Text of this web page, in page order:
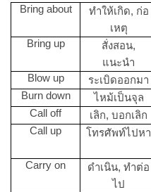
Bring about
ทำให้เกิด, ก่อ
เหตุ
Bring up
สั่งสอน,
แนะนำ
Blow up ระเบิดออกมา
Burn down
ไหม้เป็นจุล
Call off
เลิก, บอกเลิก
Call up
โทรศัพท์ไปหา
Carry on
ดำเนิน, ทำต่อ
ไป